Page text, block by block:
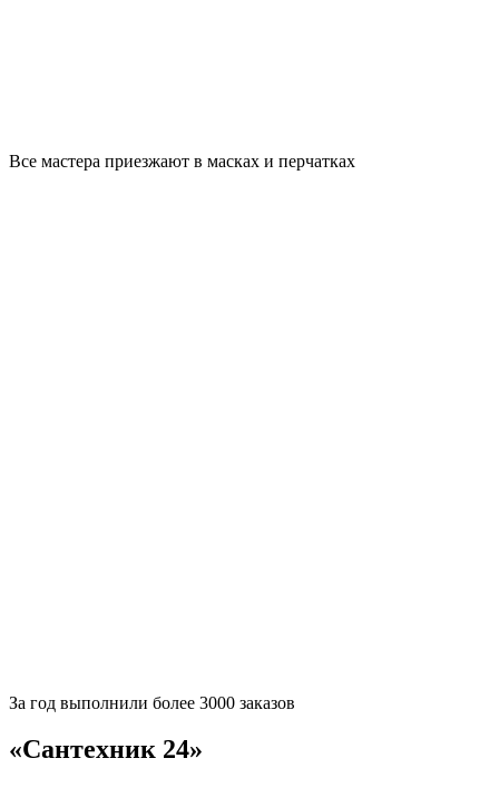
Все мастера приезжают в масках и перчатках
За год выполнили более 3000 заказов
«Сантехник 24»